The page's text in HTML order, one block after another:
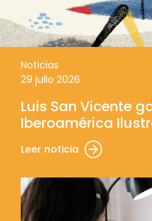
Noticias
29 julio 2026
Luis San Vicente
Iberoamérica
Leer noticia